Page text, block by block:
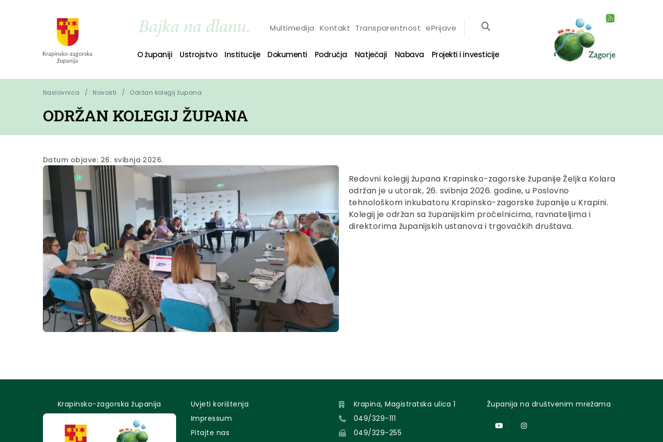
Multimedija Kontakt Transparentnost ePrijave
O županiji Ustrojstvo Institucije Dokumenti Područja Natječaji Nabava Projekti i investicije
Naslovnica Novosti Održan kolegij župana
ODRŽAN KOLEGIJ ŽUPANA
Datum objave: 26. svibnja 2026.
Redovni kolegij župana Krapinsko-zagorske županije Željka Kolara
održan je u utorak, 26. svibnja 2026. godine, u Poslovno
tehnološkom inkubatoru Krapinsko-zagorske županije u Krapini.
Kolegij je održan sa županijskim pročelnicima, ravnateljima i
direktorima županijskih ustanova i trgovačkih društava.
Krapinsko-zagorska županija
Uvjeti korištenja
Impressum
Pitajte nas
Krapina, Magistratska ulica 1
049/329-111
049/329-255
Županija na društvenim mrežama